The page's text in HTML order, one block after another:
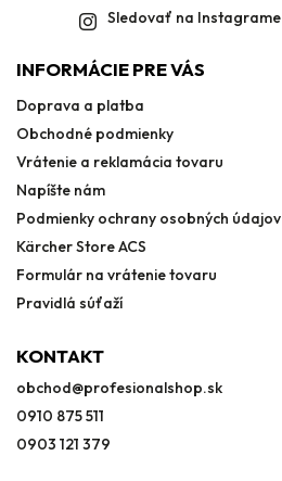
Sledovať na Instagrame
INFORMÁCIE PRE VÁS
Doprava a platba
Obchodné podmienky
Vrátenie a reklamácia tovaru
Napíšte nám
Podmienky ochrany osobných údajov
Kärcher Store ACS
Formulár na vrátenie tovaru
Pravidlá súťaží
KONTAKT
obchod@profesionalshop.sk
0910 875 511
0903 121 379